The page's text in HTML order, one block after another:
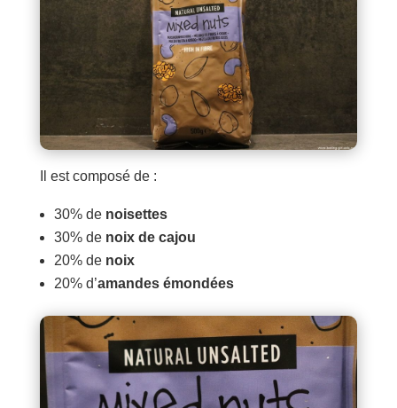
Il est composé de :
30% de noisettes
30% de noix de cajou
20% de noix
20% d’amandes émondées